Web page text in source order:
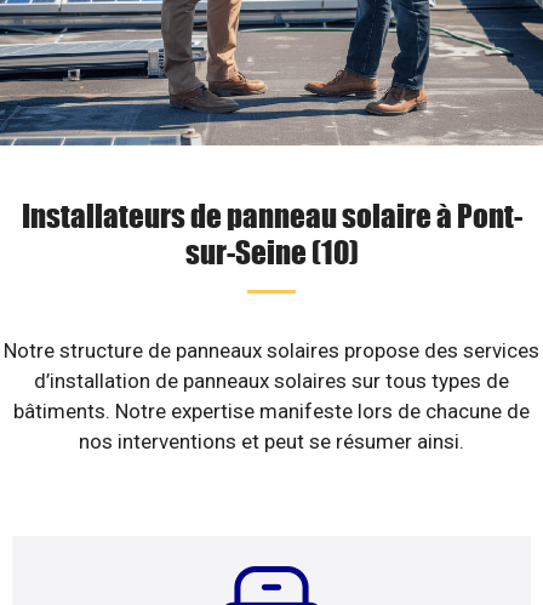
Installateurs de panneau solaire à Pont-
sur-Seine (10)
Notre structure de panneaux solaires propose des services
d’installation de panneaux solaires sur tous types de
bâtiments. Notre expertise manifeste lors de chacune de
nos interventions et peut se résumer ainsi.